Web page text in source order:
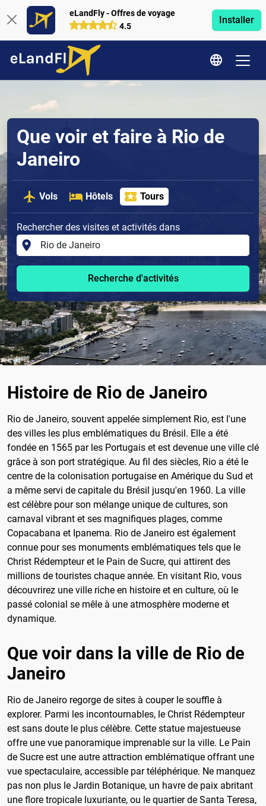
eLandFly - Offres de voyage
4.5
Installer
Que voir et faire à Rio de
Janeiro
Vols Hôtels Tours
Rechercher des visites et activités dans
Recherche d'activités
Histoire de Rio de Janeiro
Rio de Janeiro, souvent appelée simplement Rio, est l'une
des villes les plus emblématiques du Brésil. Elle a été
fondée en 1565 par les Portugais et est devenue une ville clé
grâce à son port stratégique. Au fil des siècles, Rio a été le
centre de la colonisation portugaise en Amérique du Sud et
a même servi de capitale du Brésil jusqu'en 1960. La ville
est célèbre pour son mélange unique de cultures, son
carnaval vibrant et ses magnifiques plages, comme
Copacabana et Ipanema. Rio de Janeiro est également
connue pour ses monuments emblématiques tels que le
Christ Rédempteur et le Pain de Sucre, qui attirent des
millions de touristes chaque année. En visitant Rio, vous
découvrirez une ville riche en histoire et en culture, où le
passé colonial se mêle à une atmosphère moderne et
dynamique.
Que voir dans la ville de Rio de
Janeiro
Rio de Janeiro regorge de sites à couper le souffle à
explorer. Parmi les incontournables, le Christ Rédempteur
est sans doute le plus célèbre. Cette statue majestueuse
offre une vue panoramique imprenable sur la ville. Le Pain
de Sucre est une autre attraction emblématique offrant une
vue spectaculaire, accessible par téléphérique. Ne manquez
pas non plus le Jardin Botanique, un havre de paix abritant
une flore tropicale luxuriante, ou le quartier de Santa Teresa,